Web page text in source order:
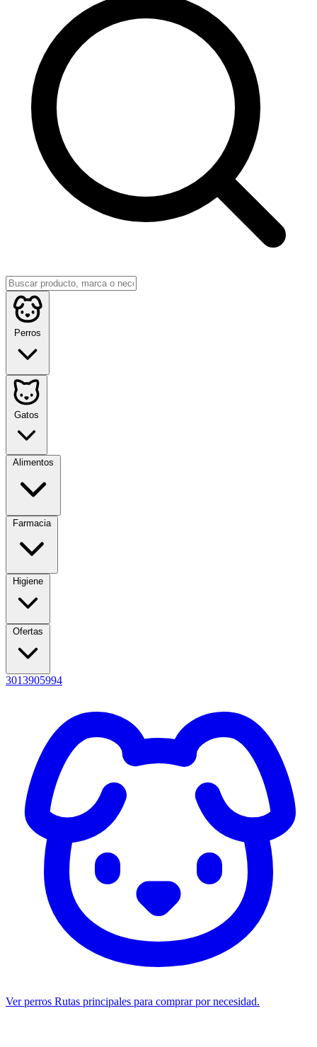
Perros
Gatos
Alimentos
Farmacia
Higiene
Ofertas
3013905994
Ver perros Rutas principales para comprar por necesidad.